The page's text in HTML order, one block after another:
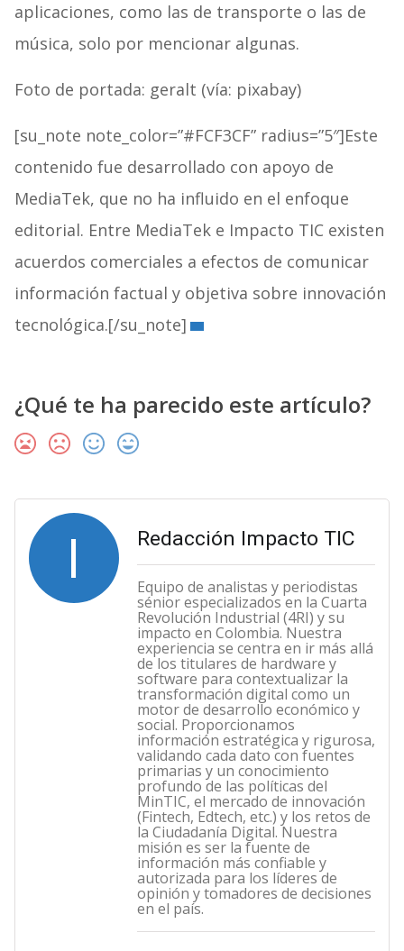
aplicaciones, como las de transporte o las de
música, solo por mencionar algunas.
Foto de portada: geralt (vía: pixabay)
[su_note note_color=”#FCF3CF” radius=”5″]Este
contenido fue desarrollado con apoyo de
MediaTek, que no ha influido en el enfoque
editorial. Entre MediaTek e Impacto TIC existen
acuerdos comerciales a efectos de comunicar
información factual y objetiva sobre innovación
tecnológica.[/su_note]
¿Qué te ha parecido este artículo?
I Redacción Impacto TIC
Equipo de analistas y periodistas
sénior especializados en la Cuarta
Revolución Industrial (4RI) y su
impacto en Colombia. Nuestra
experiencia se centra en ir más allá
de los titulares de hardware y
software para contextualizar la
transformación digital como un
motor de desarrollo económico y
social. Proporcionamos
información estratégica y rigurosa,
validando cada dato con fuentes
primarias y un conocimiento
profundo de las políticas del
MinTIC, el mercado de innovación
(Fintech, Edtech, etc.) y los retos de
la Ciudadanía Digital. Nuestra
misión es ser la fuente de
información más confiable y
autorizada para los líderes de
opinión y tomadores de decisiones
en el país.